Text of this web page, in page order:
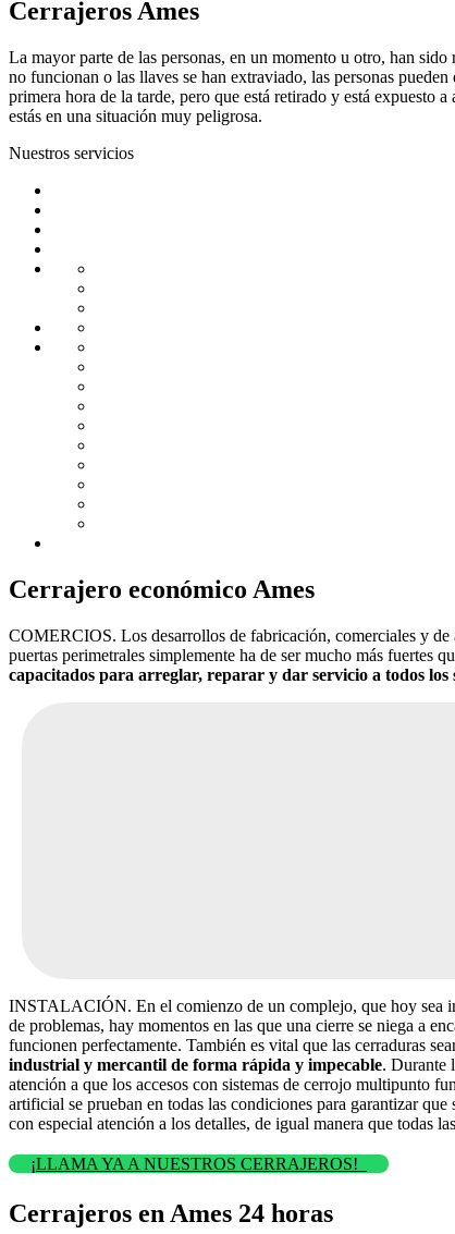
Cerrajeros Ames
La mayor parte de las personas, en un momento u otro, han
no funcionan o las llaves se han extraviado, las personas
primera hora de la tarde, pero que está retirado y está expuesto
estás en una situación muy peligrosa.
Nuestros servicios
Cerrajero económico Ames
COMERCIOS. Los desarrollos de fabricación, comerciales y de
puertas perimetrales simplemente ha de ser mucho más fuertes
capacitados para arreglar, reparar y dar servicio a todos los
INSTALACIÓN. En el comienzo de un complejo, que hoy sea
de problemas, hay momentos en las que una cierre se niega a
funcionen perfectamente. También es vital que las cerraduras
industrial y mercantil de forma rápida y impecable. Durante
atención a que los accesos con sistemas de cerrojo multipunto
artificial se prueban en todas las condiciones para garantizar
con especial atención a los detalles, de igual manera que todas
¡LLAMA YA A NUESTROS CERRAJEROS!
Cerrajeros en Ames 24 horas